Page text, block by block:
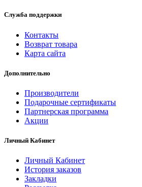
Служба поддержки
Контакты
Возврат товара
Карта сайта
Дополнительно
Производители
Подарочные сертификаты
Партнерская программа
Акции
Личный Кабинет
Личный Кабинет
История заказов
Закладки